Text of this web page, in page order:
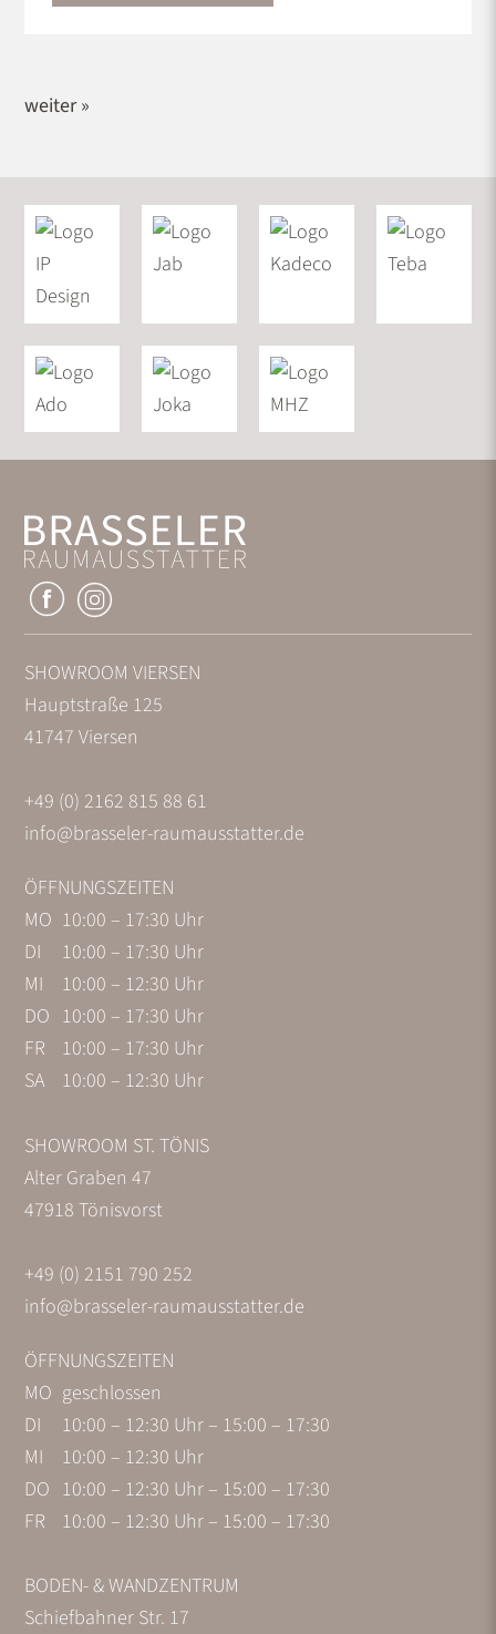
weiter »
SHOWROOM VIERSEN
Hauptstraße 125
41747 Viersen
+49 (0) 2162 815 88 61
info@brasseler-raumausstatter.de
ÖFFNUNGSZEITEN
MO 10:00 – 17:30 Uhr
DI
10:00 – 17:30 Uhr
MI
10:00 – 12:30 Uhr
DO 10:00 – 17:30 Uhr
FR
10:00 – 17:30 Uhr
SA
10:00 – 12:30 Uhr
SHOWROOM ST. TÖNIS
Alter Graben 47
47918 Tönisvorst
+49 (0) 2151 790 252
info@brasseler-raumausstatter.de
ÖFFNUNGSZEITEN
MO geschlossen
DI
10:00 – 12:30 Uhr – 15:00 – 17:30
MI
10:00 – 12:30 Uhr
DO 10:00 – 12:30 Uhr – 15:00 – 17:30
FR
10:00 – 12:30 Uhr – 15:00 – 17:30
BODEN- & WANDZENTRUM
Schiefbahner Str. 17